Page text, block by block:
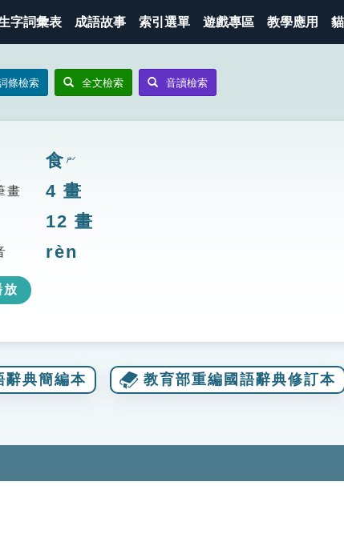
字詞彙表 成語故事 索引選單 遊戲專區 教學應用
條檢索 全文檢索 音讀檢索
食 ㄕˊ
畫 4 畫
12 畫
rèn
放
辭典簡編本 教育部重編國語辭典修訂本